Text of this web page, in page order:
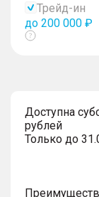
Трейд-ин
до 200 000 ₽
Показать
Доступна
рублей
Только до